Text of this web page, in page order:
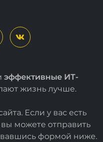
эффективные ИТ-
жизнь лучше.
Если у вас есть
можете отправить
формой ниже.